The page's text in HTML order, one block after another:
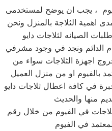
، يجب ان يوضح لمستخدمى
اهمية الثلاجة بالمنزل ونحن
الدائم ونجد في وجود مشرفي
اجهزة الثلاجات سواء من
في كافة اعطال ثلاجات دايو
في الفيوم من خلال رقم